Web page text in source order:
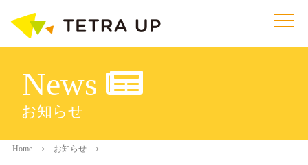
News
お知らせ
Home お知らせ